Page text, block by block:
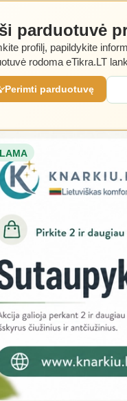
parduotuvė
profilį, papildykite
rodoma eTikra.LT
Perimti parduotuvę